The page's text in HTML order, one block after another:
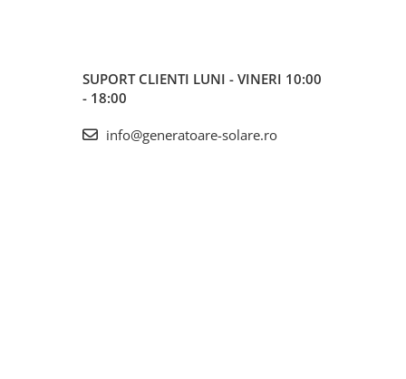
SUPORT CLIENTI LUNI - VINERI 10:00
- 18:00
info@generatoare-solare.ro